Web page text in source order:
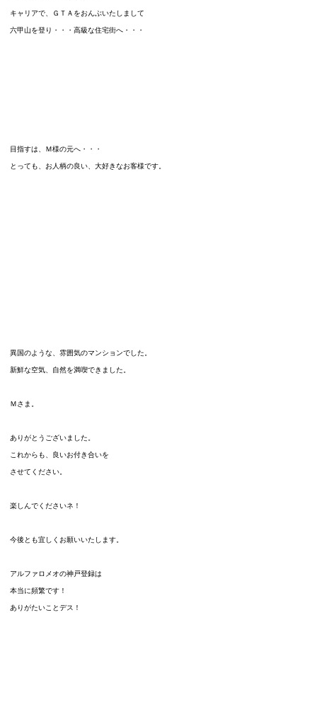
キャリアで、ＧＴＡをおんぶいたしまして
六甲山を登り・・・高級な住宅街へ・・・
目指すは、Ｍ様の元へ・・・
とっても、お人柄の良い、大好きなお客様です。
異国のような、雰囲気のマンションでした。
新鮮な空気、自然を満喫できました。
Ｍさま。
ありがとうございました。
これからも、良いお付き合いを
させてください。
楽しんでくださいネ！
今後とも宜しくお願いいたします。
アルファロメオの神戸登録は
本当に頻繁です！
ありがたいことデス！